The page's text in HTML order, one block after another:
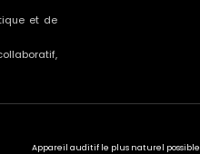
et de
Appareil auditif le plus naturel possible